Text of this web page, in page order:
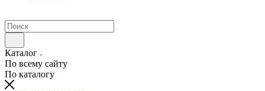
Каталог
По всему сайту
По каталогу